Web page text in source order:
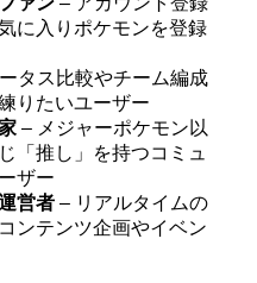
に入りポケモンを登録
タス比較やチーム編成
りたいユーザー
– メジャーポケモン以
「推し」を持つコミュ
ザー
営者 – リアルタイムの
ンテンツ企画やイベン